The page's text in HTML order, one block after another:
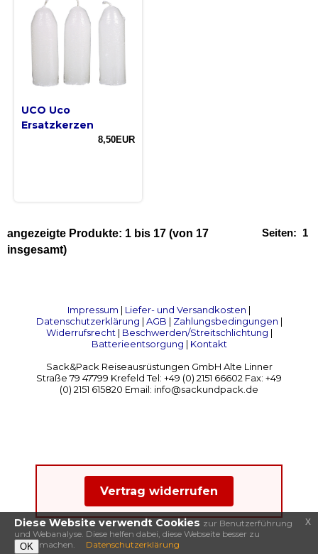
UCO Uco
Ersatzkerzen
8,50EUR
Seiten: 1
angezeigte Produkte: 1 bis 17 (von 17
insgesamt)
Impressum | Liefer- und Versandkosten |
Datenschutzerklärung | AGB | Zahlungsbedingungen |
Widerrufsrecht | Beschwerden/Streitschlichtung |
Batterieentsorgung | Kontakt
Sack&Pack Reiseausrüstungen GmbH Alte Linner
Straße 79 47799 Krefeld Tel: +49 (0) 2151 66602 Fax: +49
(0) 2151 615820 Email: info@sackundpack.de
Vertrag widerrufen
Diese Website verwendt Cookies zur Benutzerführung
und Webanalyse. Diese helfen dabei, diese Webseite besser zu
machen.
OK Datenschutzerklärung
x